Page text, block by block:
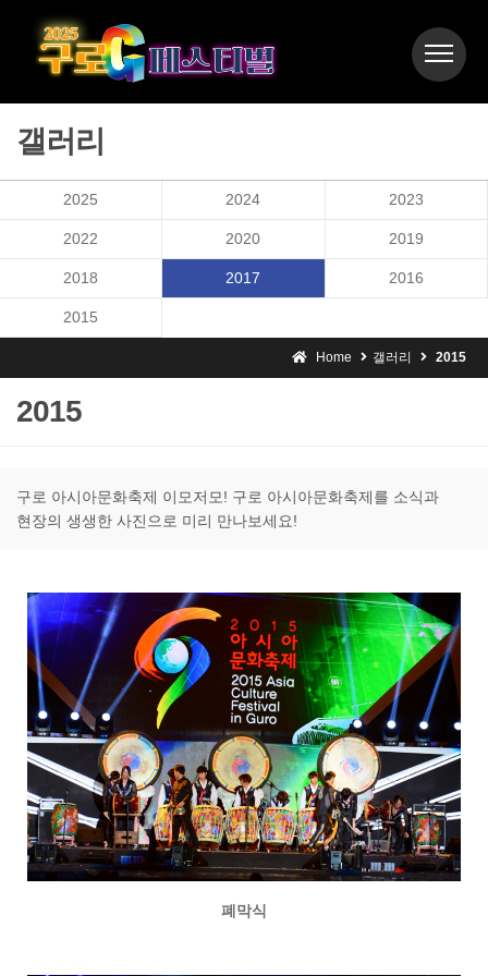
갤러리
2025 2024 2023
2022 2020 2019
2018 2017 2016
2015
Home 갤러리 2015
2015
구로 아시아문화축제 이모저모! 구로 아시아문화축제를 소식과
현장의 생생한 사진으로 미리 만나보세요!
폐막식